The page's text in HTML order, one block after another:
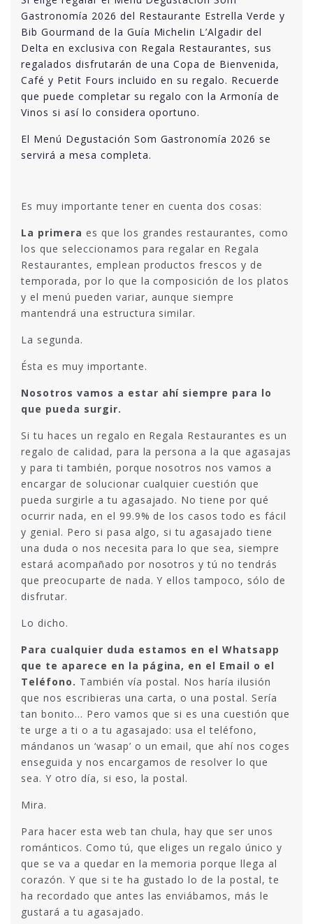
Gastronomía 2026 del Restaurante Estrella Verde y
Bib Gourmand de la Guía Michelin L’Algadir del
Delta en exclusiva con Regala Restaurantes, sus
regalados disfrutarán de una Copa de Bienvenida,
Café y Petit Fours incluido en su regalo. Recuerde
que puede completar su regalo con la Armonía de
Vinos si así lo considera oportuno.
El Menú Degustación Som Gastronomía 2026 se
servirá a mesa completa.
Es muy importante tener en cuenta dos cosas:
La primera es que los grandes restaurantes, como
los que seleccionamos para regalar en Regala
Restaurantes, emplean productos frescos y de
temporada, por lo que la composición de los platos
y el menú pueden variar, aunque siempre
mantendrá una estructura similar.
La segunda.
Ésta es muy importante.
Nosotros vamos a estar ahí siempre para lo
que pueda surgir.
Si tu haces un regalo en Regala Restaurantes es un
regalo de calidad, para la persona a la que agasajas
y para ti también, porque nosotros nos vamos a
encargar de solucionar cualquier cuestión que
pueda surgirle a tu agasajado. No tiene por qué
ocurrir nada, en el 99.9% de los casos todo es fácil
y genial. Pero si pasa algo, si tu agasajado tiene
una duda o nos necesita para lo que sea, siempre
estará acompañado por nosotros y tú no tendrás
que preocuparte de nada. Y ellos tampoco, sólo de
disfrutar.
Lo dicho.
Para cualquier duda estamos en el Whatsapp
que te aparece en la página, en el Email o el
Teléfono. También vía postal. Nos haría ilusión
que nos escribieras una carta, o una postal. Sería
tan bonito… Pero vamos que si es una cuestión que
te urge a ti o a tu agasajado: usa el teléfono,
mándanos un ‘wasap’ o un email, que ahí nos coges
enseguida y nos encargamos de resolver lo que
sea. Y otro día, si eso, la postal.
Mira.
Para hacer esta web tan chula, hay que ser unos
románticos. Como tú, que eliges un regalo único y
que se va a quedar en la memoria porque llega al
corazón. Y que si te ha gustado lo de la postal, te
ha recordado que antes las enviábamos, más le
gustará a tu agasajado.